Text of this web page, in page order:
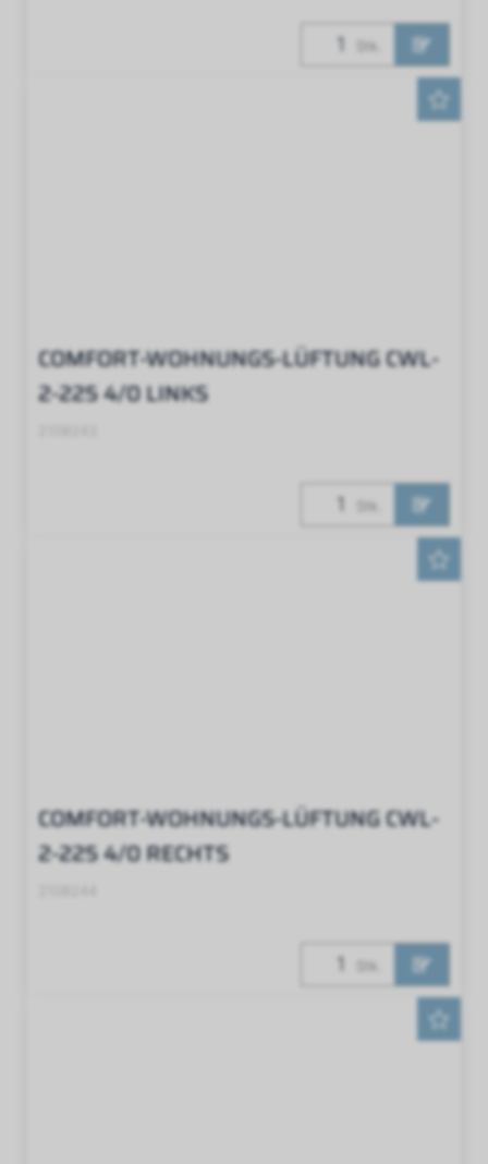
Stk.
COMFORT-WOHNUNGS-LÜFTUNG CWL-
2-225 4/0 LINKS
Stk.
COMFORT-WOHNUNGS-LÜFTUNG CWL-
2-225 4/0 RECHTS
Stk.